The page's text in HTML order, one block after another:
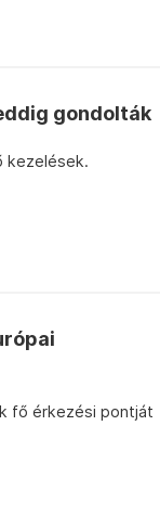
gondolták
kezelések.
fő érkezési pontját